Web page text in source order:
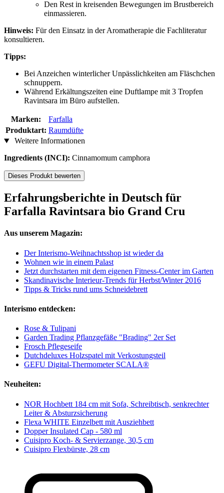
Den Rest in kreisenden Bewegungen im Brustbereich
einmassieren.
Hinweis: Für den Einsatz in der Aromatherapie die Fachliteratur
konsultieren.
Tipps:
Bei Anzeichen winterlicher Unpässlichkeiten am Fläschchen
schnuppern.
Während Erkältungszeiten eine Duftlampe mit 3 Tropfen
Ravintsara im Büro aufstellen.
Marken:
Farfalla
Produktart: Raumdüfte
Weitere Informationen
Ingredients (INCI): Cinnamomum camphora
Dieses Produkt bewerten
Erfahrungsberichte in Deutsch für
Farfalla Ravintsara bio Grand Cru
Aus unserem Magazin:
Der Interismo-Weihnachtsshop ist wieder da
Wohnen wie in einem Palast
Jetzt durchstarten mit dem eigenen Fitness-Center im Garten
Skandinavische Interieur-Trends für Herbst/Winter 2016
Tipps & Tricks rund ums Schneidebrett
Interismo entdecken:
Rose & Tulipani
Garden Trading Pflanzgefäße "Brading" 2er Set
Frosch Pflegeseife
Dutchdeluxes Holzspatel mit Verkostungsteil
GEFU Digital-Thermometer SCALA®
Neuheiten:
NOR Hochbett 184 cm mit Sofa, Schreibtisch, senkrechter
Leiter & Absturzsicherung
Flexa WHITE Einzelbett mit Ausziehbett
Dopper Insulated Cap - 580 ml
Cuisipro Koch- & Servierzange, 30,5 cm
Cuisipro Flexbürste, 28 cm